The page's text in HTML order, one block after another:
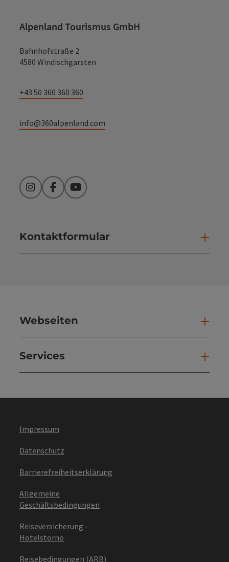
Alpenland Tourismus GmbH
Bahnhofstraße 2
4580 Windischgarsten
+43 50 360 360 360
info@360alpenland.com
InstagramFacebookYouTube
Kontaktformular
Webseiten
Services
Impressum
Datenschutz
Barrierefreiheitserklärung
Allgemeine
Geschäftsbedingungen
Reiseversicherung -
Hotelstorno
Reisebedingungen (ARB)